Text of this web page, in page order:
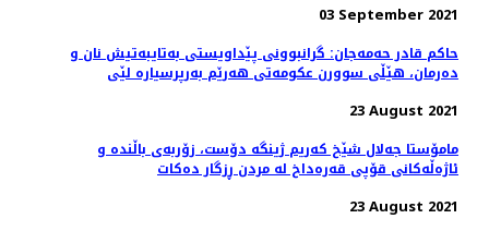
03 September 2021
حاکم قادر حەمەجان: گرانبوونی پێداویستی بەتایبەتیش نان و
دەرمان، هێڵی سوورن عکومەتی هەرێم بەرپرسیارە لێی
23 August 2021
مامۆستا جەلال شێخ کەریم ژینگە دۆست، زۆربەی باڵندە و
ئاژەڵەکانی قۆپی قەرەداخ لە مردن ڕزگار دەکات
23 August 2021